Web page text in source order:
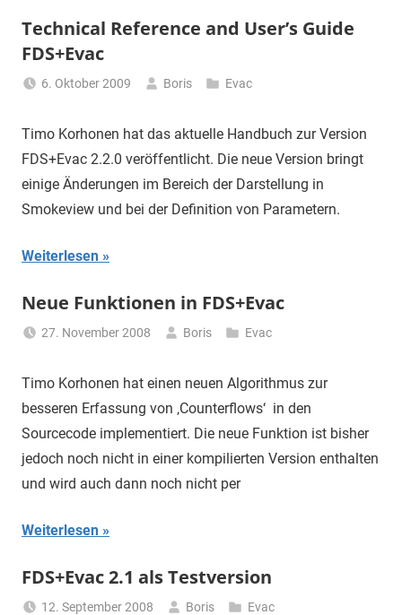
Technical Reference and User’s Guide
FDS+Evac
6. Oktober 2009 Boris Evac
Timo Korhonen hat das aktuelle Handbuch zur Version
FDS+Evac 2.2.0 veröffentlicht. Die neue Version bringt
einige Änderungen im Bereich der Darstellung in
Smokeview und bei der Definition von Parametern.
Weiterlesen
Neue Funktionen in FDS+Evac
27. November 2008 Boris Evac
Timo Korhonen hat einen neuen Algorithmus zur
besseren Erfassung von ‚Counterflows‘ in den
Sourcecode implementiert. Die neue Funktion ist bisher
jedoch noch nicht in einer kompilierten Version enthalten
und wird auch dann noch nicht per
Weiterlesen
FDS+Evac 2.1 als Testversion
12. September 2008 Boris Evac